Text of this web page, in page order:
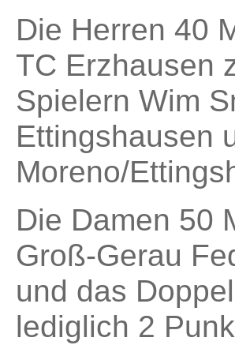
Die Herren 40
TC Erzhausen
Spielern Wim
Ettingshausen
Moreno/
Die Damen 50
Groß-Gerau
und das
lediglich 2